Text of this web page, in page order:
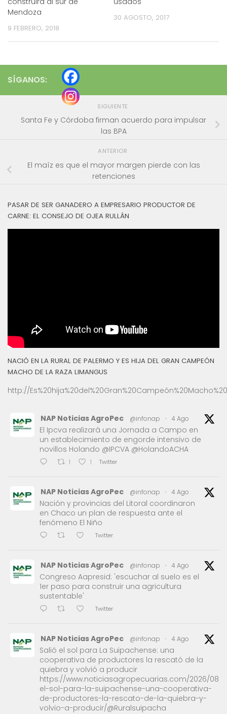
Mendoza
9 FEBRERO, 2018
30 AGOSTO, 2017
SÍGANOS:
SIGUIENTE
Santa Fe y Córdoba firman acuerdo para impulsar
las BPA
ANTERIOR
El maíz es que el mayor margen pierde con las
retenciones
PASAR DE SER GANADERO A EMPRESARIO PRODUCTOR DE
CARNE: EL CONSEJO DE OJEA RULLÁN
NACIÓ EN LA RURAL DE PALERMO Y ES HIJA DEL GRAN CAMPEÓN
MACHO DE LA RAZA LIMANGUS
http://
NAP Noticias AgroPec @infonap · 4 Ago
El Ipcva realizará una Jornada a Campo en
un establecimiento de engorde intensivo de
novillos Holando @IPCVA @HolandoACHA
1 1 Twitter
NAP Noticias AgroPec @infonap · 4 Ago
Nación y provincias del Litoral coordinaron
en Chaco un plan de respuesta ante el
fenómeno El Niño
Twitter
NAP Noticias AgroPec @infonap · 4 Ago
Congreso Aapresid: 'escuchar al suelo es el
1er paso para construir una agricultura
sustentable'
Twitter
NAP Noticias AgroPec @infonap · 4 Ago
Salió el sol para La Suipachense: una
cooperativa de productores la rescató de la
quiebra y volvió a producir
https://www.noticiasagropecuarias.com/2026/08/
el-sol-para-la-suipachense-una-cooperativa-
de-productores-la-rescato-de-la-quiebra-y-
volvio-a-producir/@Ruralsuipacha